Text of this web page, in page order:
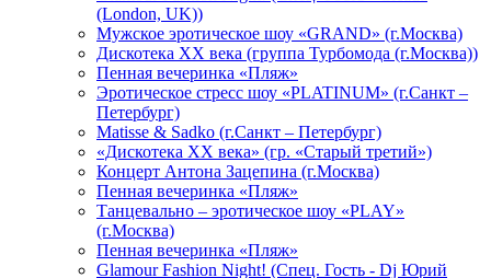
(London, UK))
Мужское эротическое шоу «GRAND» (г.Москва)
Дискотека XX века (группа Турбомода (г.Москва))
Пенная вечеринка «Пляж»
Эротическое стресс шоу «PLATINUM» (г.Санкт –
Петербург)
Matisse & Sadko (г.Санкт – Петербург)
«Дискотека ХХ века» (гр. «Старый третий»)
Концерт Антона Зацепина (г.Москва)
Пенная вечеринка «Пляж»
Танцевально – эротическое шоу «PLAY»
(г.Москва)
Пенная вечеринка «Пляж»
Glamour Fashion Night! (Спец. Гость - Dj Юрий